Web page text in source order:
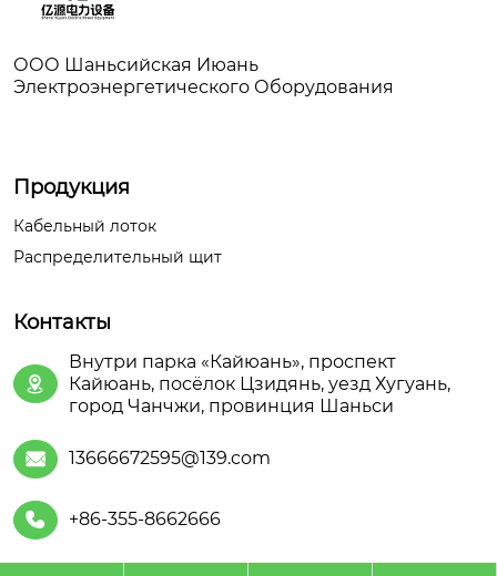
ООО Шаньсийская Июань
Электроэнергетического Оборудования
Продукция
Кабельный лоток
Распределительный щит
Контакты

Внутри парка «Кайюань», проспект
Кайюань, посёлок Цзидянь, уезд Хугуань,
город Чанчжи, провинция Шаньси
 13666672595@139.com
 +86-355-8662666